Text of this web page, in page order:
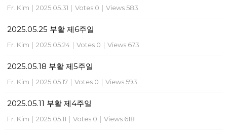
Fr. Kim | 2025.05.31 | Votes 0 | Views 583
2025.05.25 부활 제6주일
Fr. Kim | 2025.05.24 | Votes 0 | Views 673
2025.05.18 부활 제5주일
Fr. Kim | 2025.05.17 | Votes 0 | Views 593
2025.05.11 부활 제4주일
Fr. Kim | 2025.05.11 | Votes 0 | Views 618